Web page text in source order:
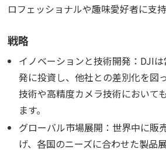
ロフェッショナルや趣味愛好者に支持
戦略
イノベーションと技術開発：DJI
発に投資し、他社との差別化を図
技術や高精度カメラ技術において
ます。
グローバル市場展開：世界中に販
げ、各国のニーズに合わせた製品